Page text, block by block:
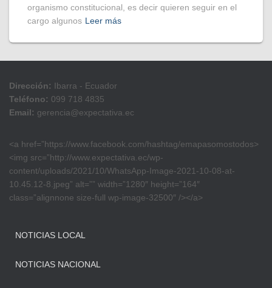
organismo constitucional, es decir quieren seguir en el
cargo algunos Leer más
Dirección: Ibarra - Ecuador
Teléfono: 099 718 4835
Email: gerencia@expectativa.ec
<a href=”https://www.facebook.com/hashtag/emapasomostodos>
<img src=”http://www.expectativa.ec/wp-
content/uploads/2021/10/WhatsApp-Image-2021-10-08-at-
10.45.12-8.jpeg” alt=”” width=”1280″ height=”164″
class=”alignnone size-full wp-image-32500″ /></a>
NOTICIAS LOCAL
NOTICIAS NACIONAL